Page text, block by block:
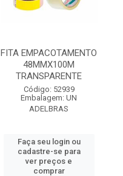
FITA EMPACOTAMENTO
48MMX100M
TRANSPARENTE
Código: 52939
Embalagem: UN
ADELBRAS
Faça seu login ou
cadastre-se para
ver preços e
comprar